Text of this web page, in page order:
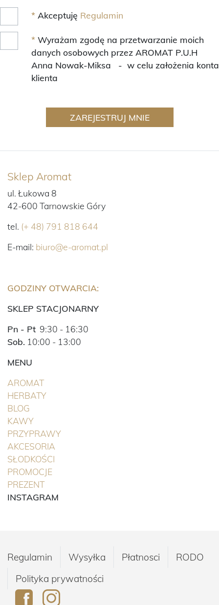
* Akceptuję Regulamin
* Wyrażam zgodę na przetwarzanie moich
danych osobowych przez AROMAT P.U.H
Anna Nowak-Miksa - w celu założenia konta
klienta
ZAREJESTRUJ MNIE
Sklep Aromat
ul. Łukowa 8
42-600 Tarnowskie Góry
tel. (+ 48) 791 818 644
E-mail: biuro@e-aromat.pl
GODZINY OTWARCIA:
SKLEP STACJONARNY
Pn - Pt 9:30 - 16:30
Sob. 10:00 - 13:00
MENU
AROMAT(BIEŻĄCA)
HERBATY(BIEŻĄCA)
BLOG
KAWY(BIEŻĄCA)
PRZYPRAWY(BIEŻĄCA)
AKCESORIA
SŁODKOŚCI
PROMOCJE(BIEŻĄCA)
PREZENT(BIEŻĄCA)
INSTAGRAM
Regulamin Wysyłka Płatnosci
RODO
Polityka prywatności